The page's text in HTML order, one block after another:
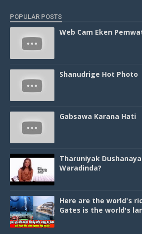
POPULAR POSTS
Web Cam Eken
Shanudrige Hot Photo
Gabsawa Karana Hati
Tharuniyak
Waradinda?
Here are the world's
Gates is the world's